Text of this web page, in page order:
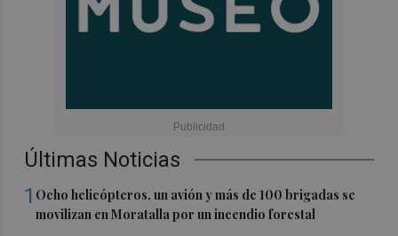
Últimas Noticias
1 Ocho helicópteros, un avión y más de 100 brigadas se
movilizan en Moratalla por un incendio forestal